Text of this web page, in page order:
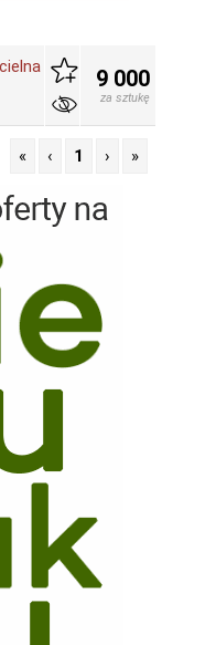
9 000
za sztukę
« ‹ 1 › »